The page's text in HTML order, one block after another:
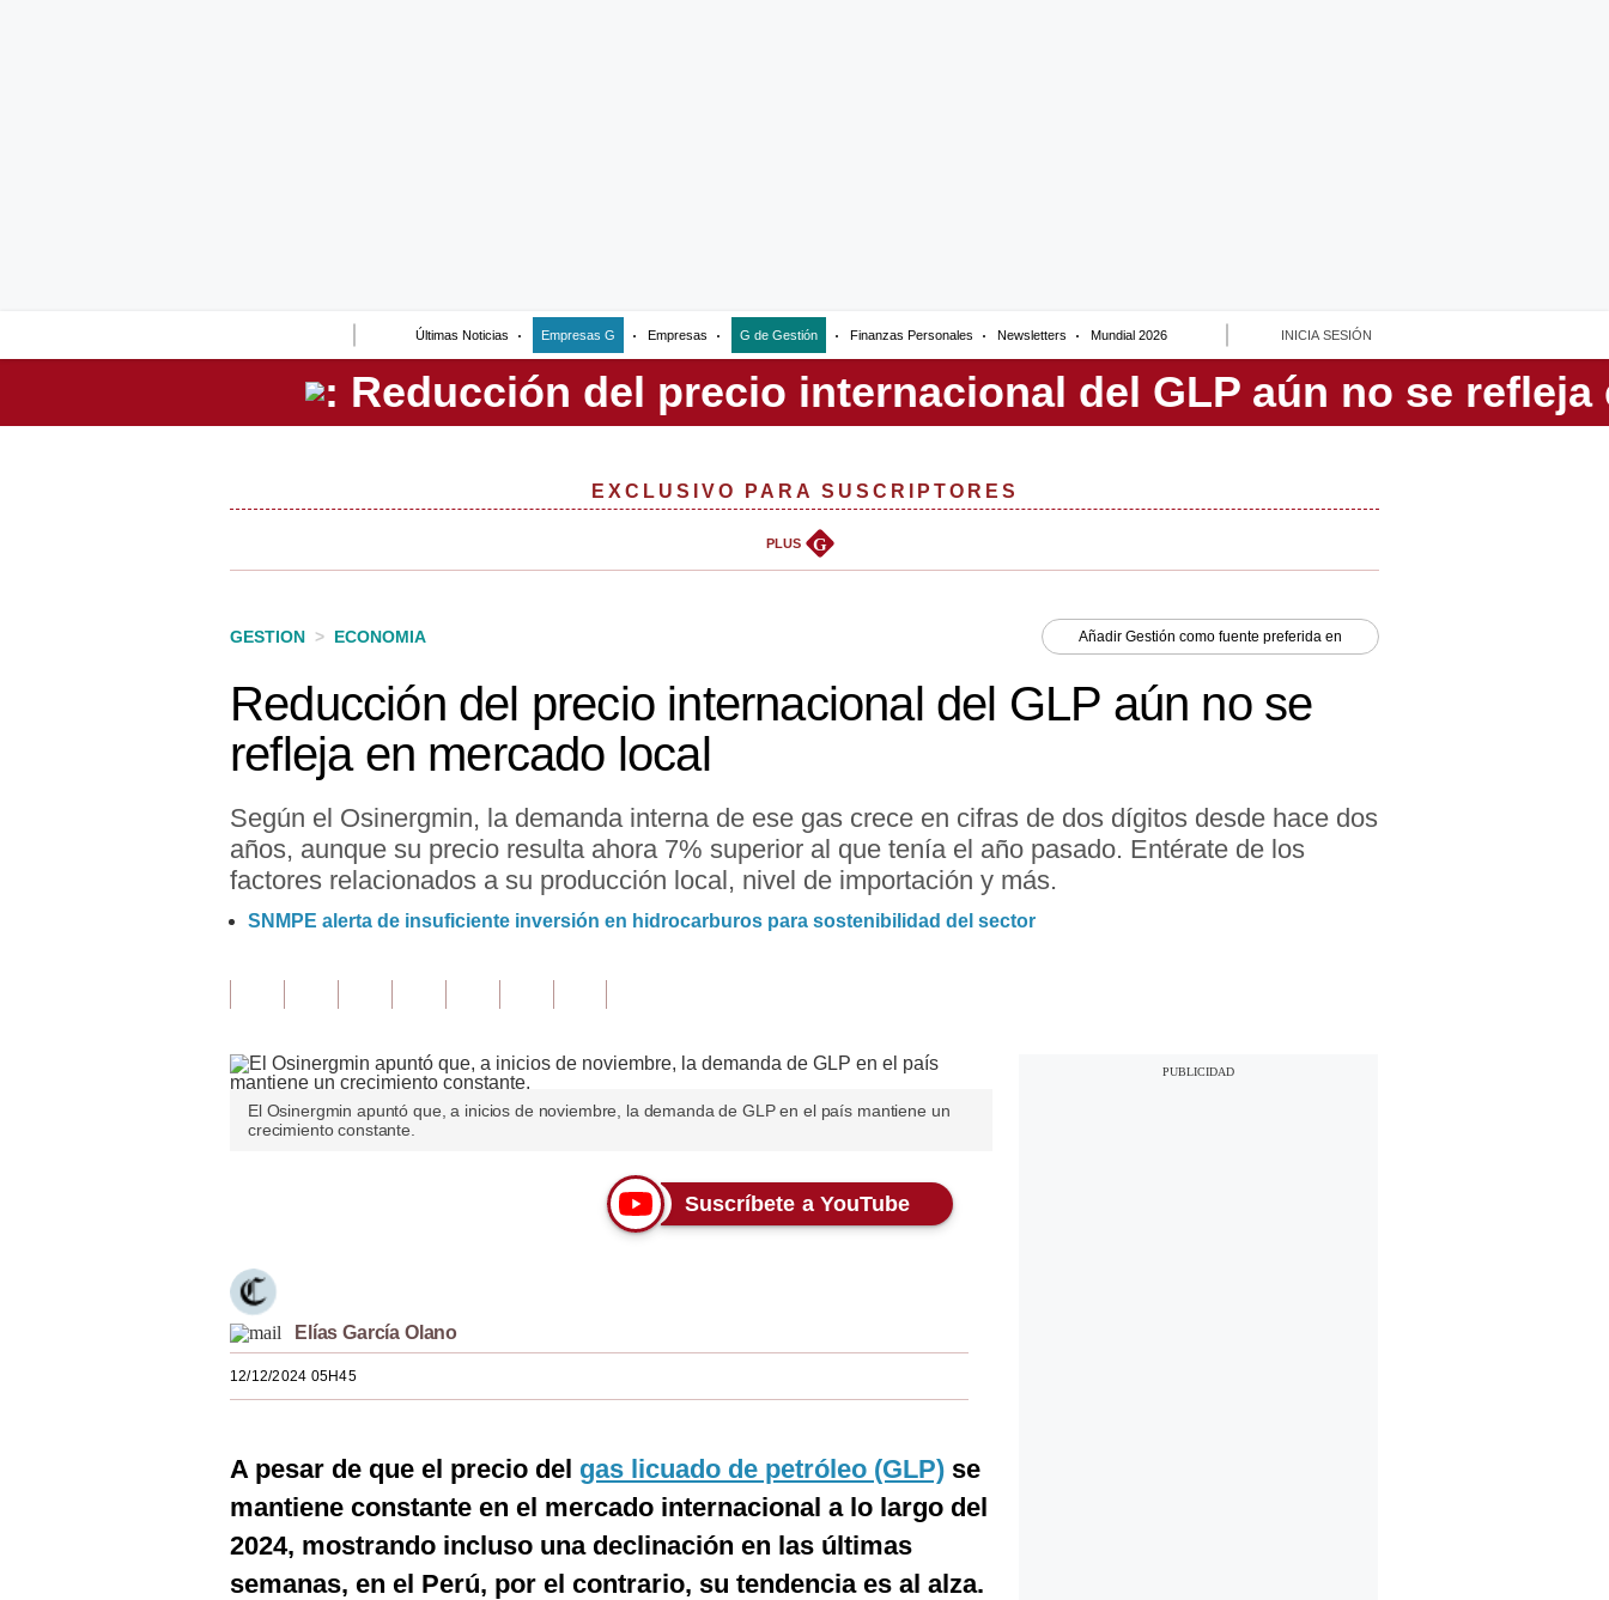
Últimas Noticias Empresas G Empresas G de Gestión Finanzas Personales Newsletters Mundial 2026 INICIA SESIÓN
Perú
EXCLUSIVO PARA SUSCRIPTORES
PLUS G
GESTION > ECONOMIA Añadir Gestión como fuente preferida en
Reducción del precio internacional del GLP aún no se
refleja en mercado local
Según el Osinergmin, la demanda interna de ese gas crece en cifras de dos dígitos desde hace dos
años, aunque su precio resulta ahora 7% superior al que tenía el año pasado. Entérate de los
factores relacionados a su producción local, nivel de importación y más.
SNMPE alerta de insuficiente inversión en hidrocarburos para sostenibilidad del sector
El Osinergmin apuntó que, a inicios de noviembre, la demanda de GLP en el país mantiene un
crecimiento constante.
Suscríbete a YouTube
Elías García Olano
12/12/2024 05H45
A pesar de que el precio del gas licuado de petróleo (GLP) se
mantiene constante en el mercado internacional a lo largo del
2024, mostrando incluso una declinación en las últimas
semanas, en el Perú, por el contrario, su tendencia es al alza.